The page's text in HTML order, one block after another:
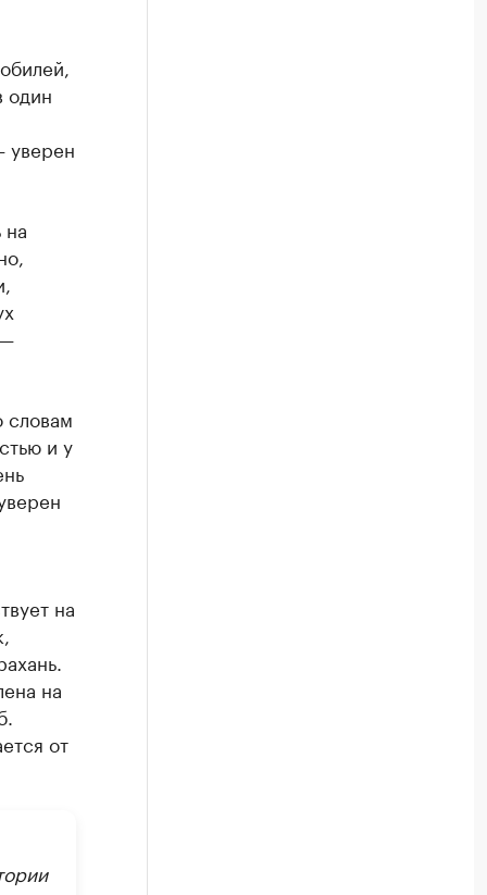
один
уверен
на
словам
и у
на
на
от